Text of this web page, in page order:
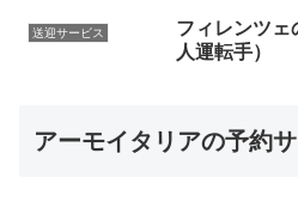
送迎サービス
フィレンツェ
人運転手）
アーモイタリアの予約